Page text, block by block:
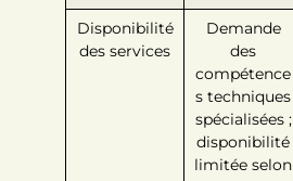
Disponibilité
des services
Demande
des
compétence
s techniques
spécialisées ;
disponibilité
limitée selon